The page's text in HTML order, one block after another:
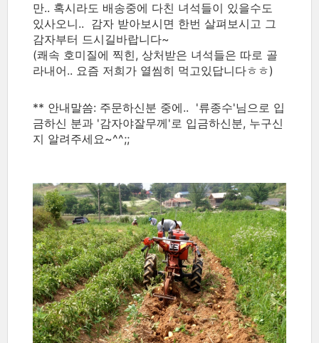
만.. 혹시라도 배송중에 다친 녀석들이 있을수도
있사오니.. 감자 받아보시면 한번 살펴보시고 그
감자부터 드시길바랍니다~
(쾌속 호미질에 찍힌, 상처받은 녀석들은 따로 골
라내어.. 요즘 저희가 열씸히 먹고있답니다ㅎㅎ)
** 안내말씀: 주문하신분 중에.. '류종수'님으로 입
금하신 분과 '감자야잘무께'로 입금하신분, 누구신
지 알려주세요~^^;;